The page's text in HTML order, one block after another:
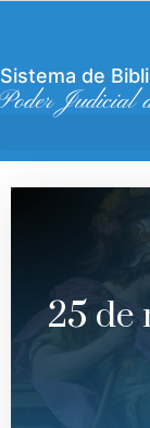
Sistema de
Poder Judicial
25 de